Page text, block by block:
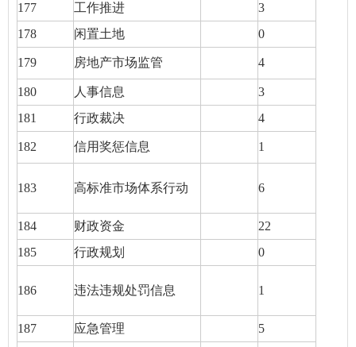
177
工作推进
3
178
闲置土地 0
179 房地产市场监管 4
180 人事信息
3
181
行政裁决 4
182 信用奖惩信息 1
183 高标准市场体系行动 6
184 财政资金
22
185
行政规划 0
186 违法违规处罚信息 1
187 应急管理
5